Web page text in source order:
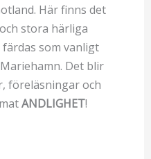
Här finns det
stora härliga
som vanligt
Det blir
föreläsningar och
ANDLIGHET!